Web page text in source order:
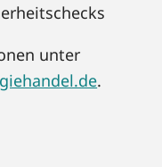
unter
.